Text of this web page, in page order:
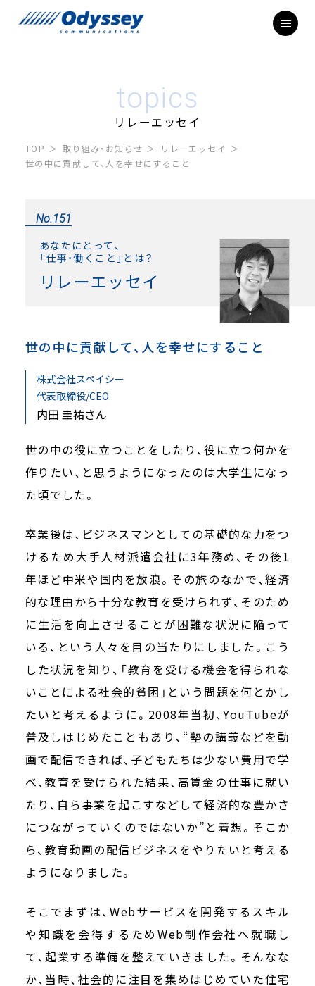
topics
リレーエッセイ
TOP 取り組み・お知らせ
リレーエッセイ
世の中に貢献して、人を幸せにすること
No.151
あなたにとって、
「仕事・働くこと」とは？
リレーエッセイ
世の中に貢献して、人を幸せにすること
株式会社スペイシー
代表取締役/CEO
内田 圭祐さん
世の中の役に立つことをしたり、役に立つ何かを
作りたい、と思うようになったのは大学生になっ
た頃でした。
卒業後は、ビジネスマンとしての基礎的な力をつ
けるため大手人材派遣会社に3年務め、その後1
年ほど中米や国内を放浪。その旅のなかで、経済
的な理由から十分な教育を受けられず、そのため
に生活を向上させることが困難な状況に陥って
いる、という人々を目の当たりにしました。こう
した状況を知り、「教育を受ける機会を得られな
いことによる社会的貧困」という問題を何とかし
たいと考えるように。2008年当初、YouTubeが
普及しはじめたこともあり、“塾の講義などを動
画で配信できれば、子どもたちは少ない費用で学
べ、教育を受けられた結果、高賃金の仕事に就い
たり、自ら事業を起こすなどして経済的な豊かさ
につながっていくのではないか”と着想。そこか
ら、教育動画の配信ビジネスをやりたいと考える
ようになりました。
そこでまずは、Webサービスを開発するスキル
や知識を会得するためWeb制作会社へ就職し
て、起業する準備を整えていきました。そんなな
か、当時、社会的に注目を集めはじめていた住宅